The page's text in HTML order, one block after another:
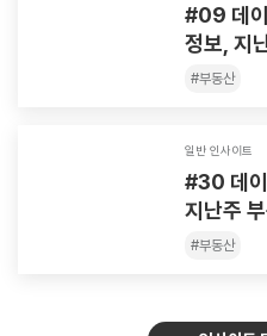
#09 데
정보, 지
#부동산
일반 인사이트
#30 데이
지난주
#부동산